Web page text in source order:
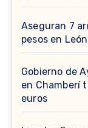
Aseguran 7
pesos en
Gobierno de
en Chamberí
euros